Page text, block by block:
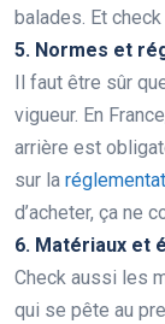
balades. Et
5. Normes et
Il faut être sûr
vigueur. En
arrière est
sur la
d’acheter, ça ne
6. Matériaux et
Check aussi les
qui se pête au